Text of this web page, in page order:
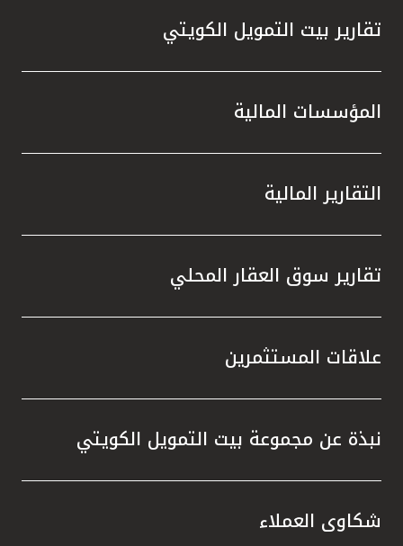
تقارير بيت التمويل الكويتي
المؤسسات المالية
التقارير المالية
تقارير سوق العقار المحلي
علاقات المستثمرين
نبذة عن مجموعة بيت التمويل الكويتي
شكاوى العملاء